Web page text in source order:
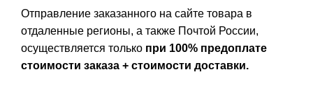
Отправление заказанного на сайте товара в
отдаленные регионы, а также Почтой России,
осуществляется только при 100% предоплате
стоимости заказа + стоимости доставки.